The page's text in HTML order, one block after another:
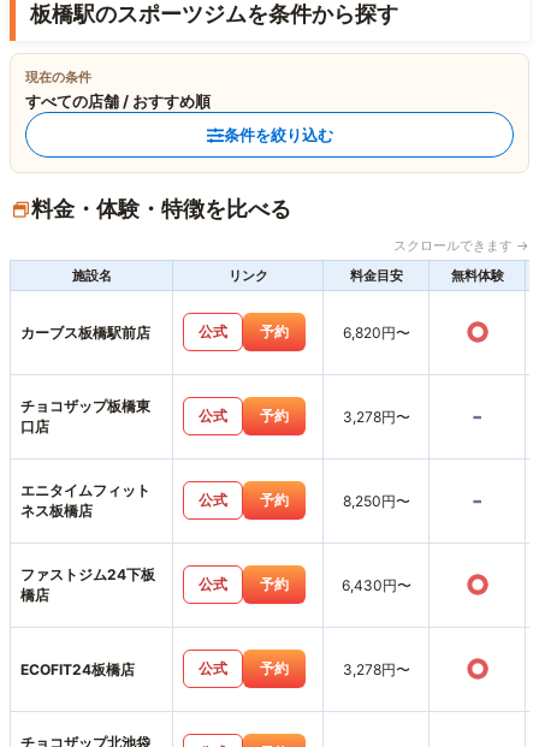
板橋駅のスポーツジムを条件から探す
現在の条件
すべての店舗 / おすすめ順
条件を絞り込む
料金・体験・特徴を比べる
スクロールできます →
施設名
リンク 料金目安 無料体験
カーブス板橋駅前店 公式 予約 6,820円〜 ○
チョコザップ板橋東
口店
公式 予約 3,278円〜 -
エニタイムフィット
ネス板橋店
公式 予約 8,250円〜 -
ファストジム24下板
橋店
公式 予約 6,430円〜 ○
ECOFIT24板橋店 公式 予約 3,278円〜 ○
チョコザップ北池袋